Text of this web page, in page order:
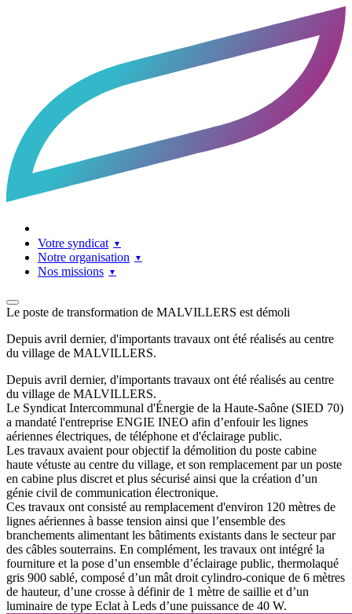
Votre syndicat
Notre organisation
Nos missions
Le poste de transformation de MALVILLERS est démoli
Depuis avril dernier, d'importants travaux ont été réalisés au centre
du village de MALVILLERS.
Depuis avril dernier, d'importants travaux ont été réalisés au centre
du village de MALVILLERS.
Le Syndicat Intercommunal d'Énergie de la Haute-Saône (SIED 70)
a mandaté l'entreprise ENGIE INEO afin d’enfouir les lignes
aériennes électriques, de téléphone et d'éclairage public.
Les travaux avaient pour objectif la démolition du poste cabine
haute vétuste au centre du village, et son remplacement par un poste
en cabine plus discret et plus sécurisé ainsi que la création d’un
génie civil de communication électronique.
Ces travaux ont consisté au remplacement d'environ 120 mètres de
lignes aériennes à basse tension ainsi que l’ensemble des
branchements alimentant les bâtiments existants dans le secteur par
des câbles souterrains. En complément, les travaux ont intégré la
fourniture et la pose d’un ensemble d’éclairage public, thermolaqué
gris 900 sablé, composé d’un mât droit cylindro-conique de 6 mètres
de hauteur, d’une crosse à définir de 1 mètre de saillie et d’un
luminaire de type Eclat à Leds d’une puissance de 40 W.